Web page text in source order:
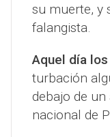
su muerte, y
falangista.
Aquel día
turbación
debajo de
nacional de